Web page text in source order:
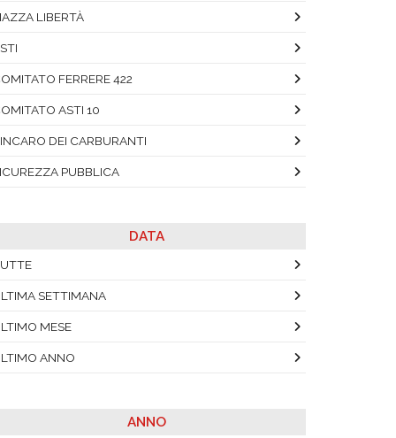
LIBERTÀ
FERRERE 422
ASTI 10
DEI CARBURANTI
PUBBLICA
DATA
SETTIMANA
MESE
ANNO
ANNO